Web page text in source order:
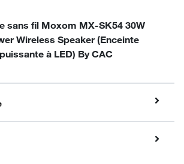
sans fil Moxom MX-SK54 30W
Wireless Speaker (Enceinte
à LED) By CAC